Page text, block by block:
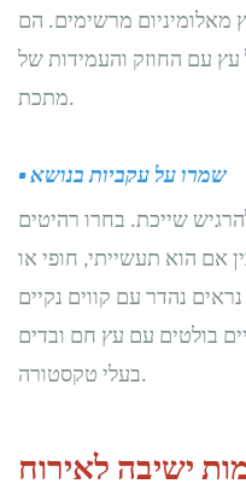
מאלומיניום מרשימים. הם
עם החוזק והעמידות של
מתכת.
▪ שמרו על עקביות בנושא
שייכת. בחרו רהיטים
אם הוא תעשייתי, חופי או
נהדר עם קווים נקיים
בולטים עם עץ חם ובדים
בעלי טקסטורה.
ישיבה לאירוח